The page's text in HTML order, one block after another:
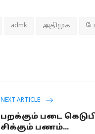
admk அதிமுக
NEXT ARTICLE
பறக்கும் படை
சிக்கும் பணம்...